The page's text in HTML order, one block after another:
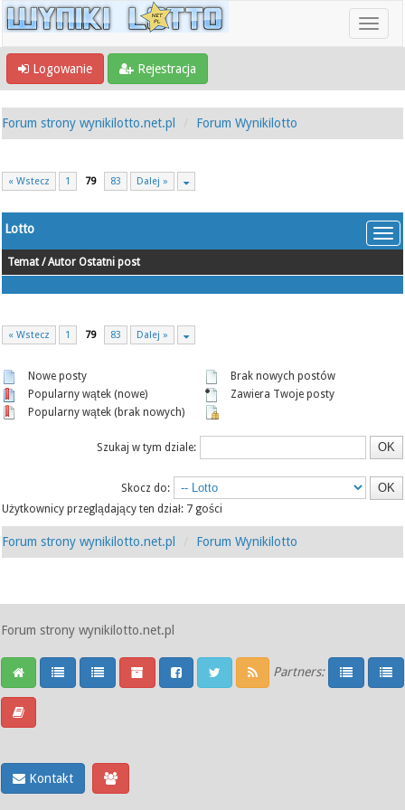
Logowanie Rejestracja
Forum strony wynikilotto.net.pl Forum Wynikilotto
« Wstecz 1 79 83 Dalej »
Lotto
Temat /Autor Ostatni post
« Wstecz 1 79 83 Dalej »
Nowe posty
Popularny wątek (nowe)
Popularny wątek (brak nowych)
Brak nowych postów
Zawiera Twoje posty
Szukaj w tym dziale:
Skocz do:
Użytkownicy przeglądający ten dział: 7 gości
Forum strony wynikilotto.net.pl Forum Wynikilotto
Forum strony wynikilotto.net.pl
Partners:
Kontakt